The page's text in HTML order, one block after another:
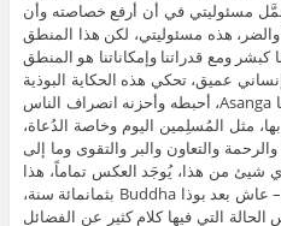
مسئوليتي في أن أرفع خصاصته وأن
هذه مسئوليتي، لكن هذا المنطق
ومع قدراتنا وإمكاناتنا هو المنطق
عميق، تحكي هذه الحكاية البوذية
التقليدية عن قديس كان يُدعى أسانجا Asanga، أحبطه وأحزنه انصراف الناس
مثل المُسلِمين اليوم وخاصة الدُعاة،
والتعاون والبر والتقوى وما إلى
شيئ من هذا، يُوجَد العكس تماماً، هذا
الرجل – أي القديس أسانجا Asanga – عاش بعد بوذا Buddha بثمانمائة سنة،
التي فيها كلام كثير عن الفضائل